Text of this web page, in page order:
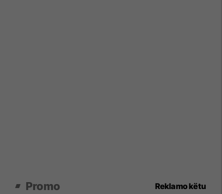
Promo Reklamo këtu